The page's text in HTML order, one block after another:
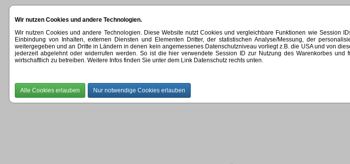
Wir nutzen Cookies und andere Technologien.
Wir nutzen Cookies und andere Technologien. Diese Website nutzt Cookies und vergleichbare Funktionen wie Session
Einbindung von Inhalten, externen Diensten und Elementen Dritter, der statistischen Analyse/Messung, der
weitergegeben und an Dritte in Ländern in denen kein angemessenes Datenschutzniveau vorliegt z.B. die USA und von
jederzeit abgelehnt oder widerrufen werden. So ist die hier verwendete Session ID zur Nutzung des Warenkorbes
wirtschaftlich zu betreiben. Weitere Infos finden Sie unter dem Link Datenschutz rechts unten.